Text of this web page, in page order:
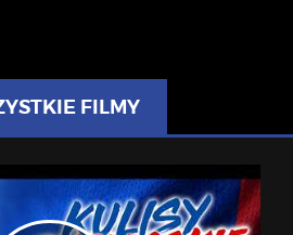
FILMY